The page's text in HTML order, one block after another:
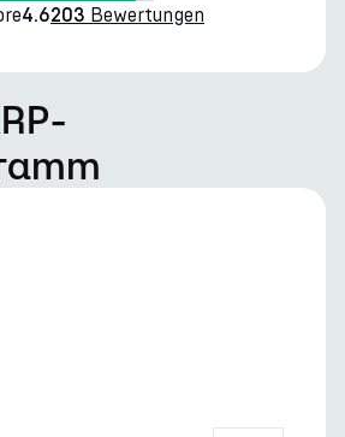
4.6203 Bewertungen